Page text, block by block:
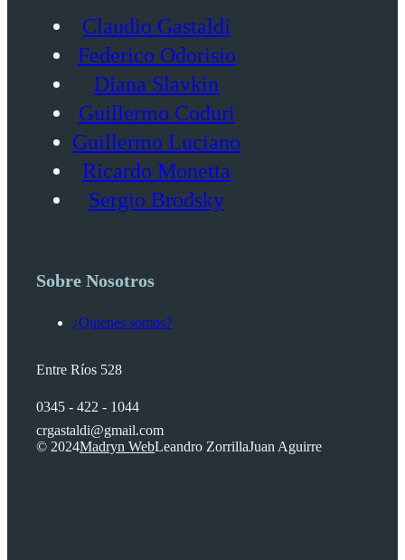
Claudio Gastaldi
Federico Odorisio
Diana Slavkin
Guillermo Coduri
Guillermo Luciano
Ricardo Monetta
Sergio Brodsky
Sobre Nosotros
¿Quienes somos?
Entre Ríos 528
0345 - 422 - 1044
crgastaldi@gmail.com
© 2024Madryn WebLeandro ZorrillaJuan Aguirre